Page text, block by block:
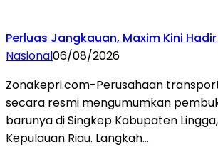
Perluas Jangkauan, Maxim Kini
Nasional06/08/2026
Zonakepri.com-Perusahaan
secara resmi mengumumkan
barunya di Singkep Kabupaten
Kepulauan Riau. Langkah…